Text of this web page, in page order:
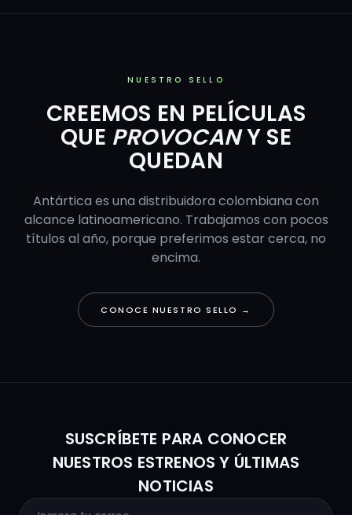
NUESTRO SELLO
CREEMOS EN PELÍCULAS
QUE PROVOCANY SE
QUEDAN
Antártica es una distribuidora colombiana con
alcance latinoamericano. Trabajamos con pocos
títulos al año, porque preferimos estar cerca, no
encima.
CONOCE NUESTRO SELLO →
SUSCRÍBETE PARA CONOCER
NUESTROS ESTRENOS Y ÚLTIMAS
NOTICIAS